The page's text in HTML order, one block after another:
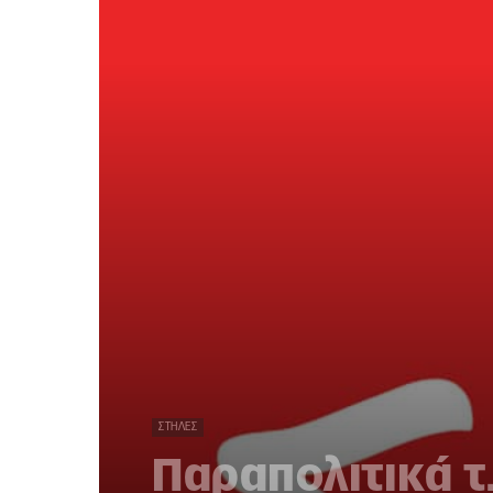
ΣΤΉΛΕΣ
Παραπολιτικά